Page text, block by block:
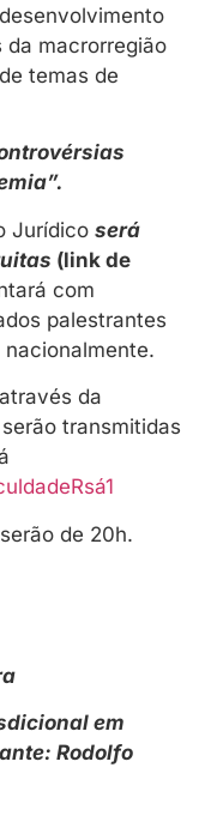
da macrorregião
temas de
Jurídico será
(link de
com
palestrantes
da
transmitidas
de 20h.
em
Rodolfo